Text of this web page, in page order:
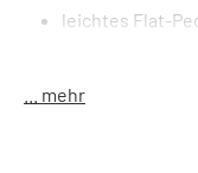
leichtes Flat-
austauschbare
... mehr